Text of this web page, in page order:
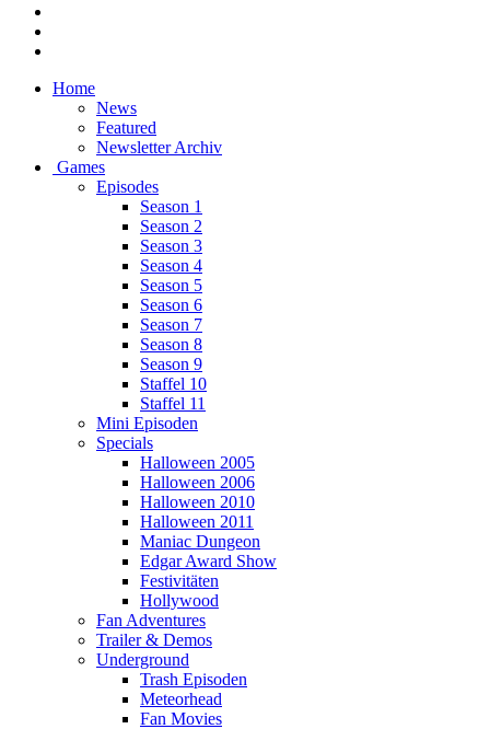
Home
News
Featured
Newsletter Archiv
Games
Episodes
Season 1
Season 2
Season 3
Season 4
Season 5
Season 6
Season 7
Season 8
Season 9
Staffel 10
Staffel 11
Mini Episoden
Specials
Halloween 2005
Halloween 2006
Halloween 2010
Halloween 2011
Maniac Dungeon
Edgar Award Show
Festivitäten
Hollywood
Fan Adventures
Trailer & Demos
Underground
Trash Episoden
Meteorhead
Fan Movies